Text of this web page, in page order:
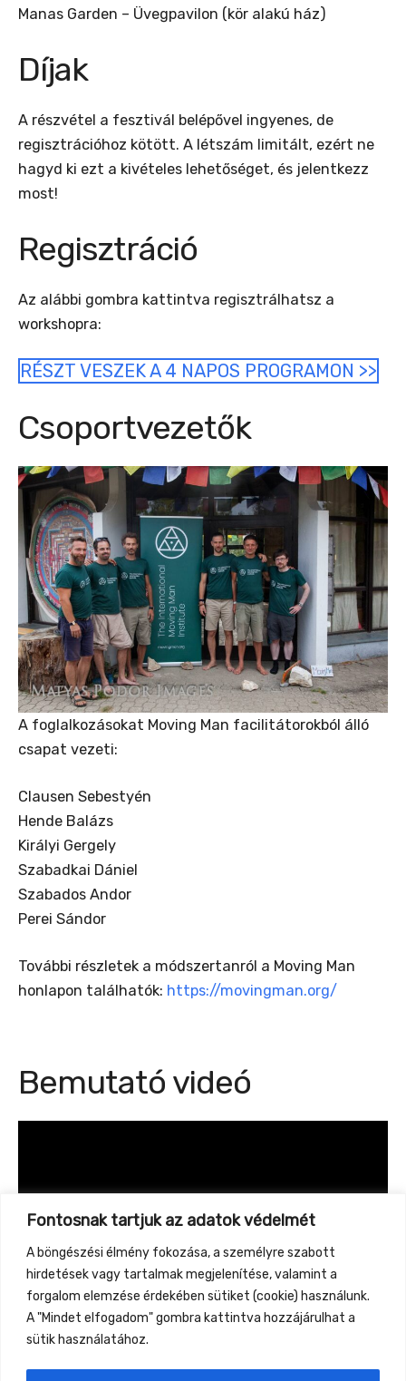
Fontosnak tartjuk az adatok védelmét
A böngészési élmény fokozása, a személyre szabott
hirdetések vagy tartalmak megjelenítése, valamint a
forgalom elemzése érdekében sütiket (cookie) használunk.
A "Mindet elfogadom" gombra kattintva hozzájárulhat a
sütik használatához.
Manas Garden – Üvegpavilon (kör alakú ház)
Díjak
A részvétel a fesztivál belépővel ingyenes, de
regisztrációhoz kötött. A létszám limitált, ezért ne
hagyd ki ezt a kivételes lehetőséget, és jelentkezz
most!
Regisztráció
Az alábbi gombra kattintva regisztrálhatsz a
workshopra:
RÉSZT VESZEK A 4 NAPOS PROGRAMON >>
Csoportvezetők
A foglalkozásokat Moving Man facilitátorokból álló
csapat vezeti:
Clausen Sebestyén
Hende Balázs
Királyi Gergely
Szabadkai Dániel
Szabados Andor
Perei Sándor
További részletek a módszertanról a Moving Man
honlapon találhatók: https://movingman.org/
Bemutató videó